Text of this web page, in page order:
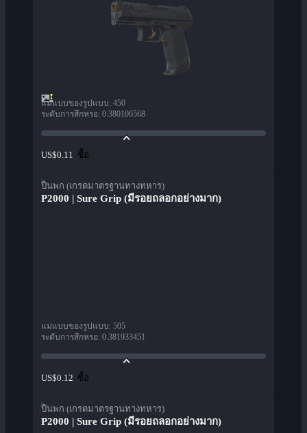
แม่แบบของรูปแบบ: 450
ระดับการสึกหรอ: 0.380106568
US$0.11 ซื้อ
ปืนพก (เกรดมาตรฐานทางทหาร)
P2000 | Sure Grip (มีรอยถลอกอย่างมาก)
แม่แบบของรูปแบบ: 505
ระดับการสึกหรอ: 0.381933451
US$0.12 ซื้อ
ปืนพก (เกรดมาตรฐานทางทหาร)
P2000 | Sure Grip (มีรอยถลอกอย่างมาก)